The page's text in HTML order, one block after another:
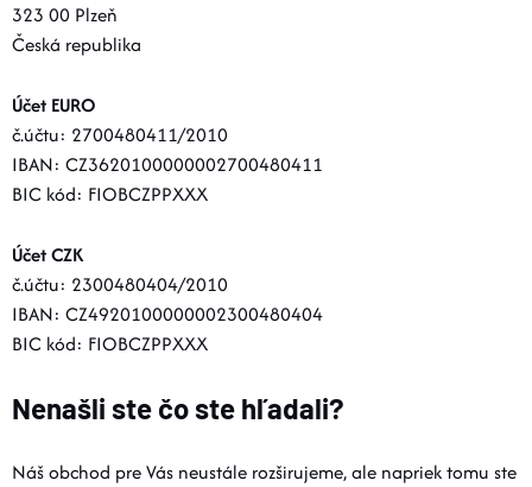
323 00 Plzeň
Česká republika
Účet EURO
č.účtu: 2700480411/2010
IBAN: CZ3620100000002700480411
BIC kód: FIOBCZPPXXX
Účet CZK
č.účtu: 2300480404/2010
IBAN: CZ4920100000002300480404
BIC kód: FIOBCZPPXXX
Nenašli ste čo ste hľadali?
Náš obchod pre Vás neustále rozširujeme, ale napriek tomu ste